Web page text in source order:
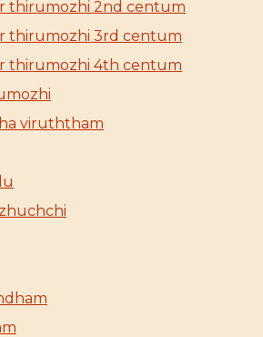
thirumozhi 2nd centum
thirumozhi 3rd centum
thirumozhi 4th centum
viruththam